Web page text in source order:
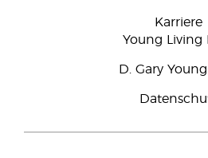
Karriere
Young Living
D. Gary